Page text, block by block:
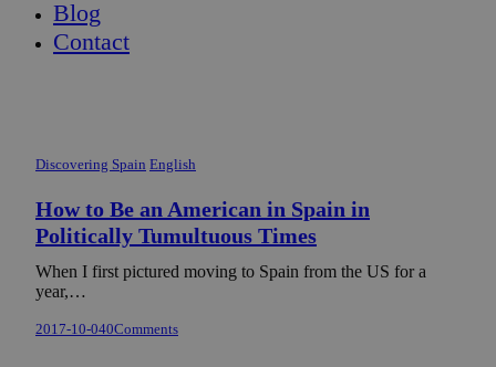
Blog
Contact
Discovering Spain English
How to Be an American in Spain in
Politically Tumultuous Times
When I first pictured moving to Spain from the US for a
year,…
2017-10-040Comments